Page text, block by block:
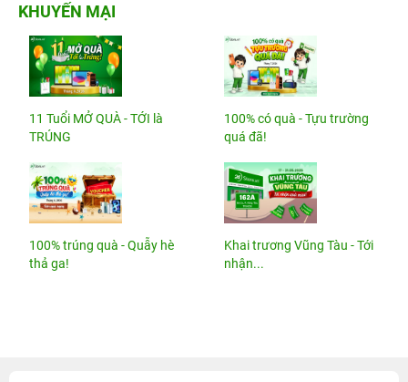
KHUYẾN MẠI
11 Tuổi MỞ QUÀ - TỚI là
TRÚNG
100% có quà - Tựu trường
quá đã!
100% trúng quà - Quẫy hè
thả ga!
Khai trương Vũng Tàu - Tới
nhận...